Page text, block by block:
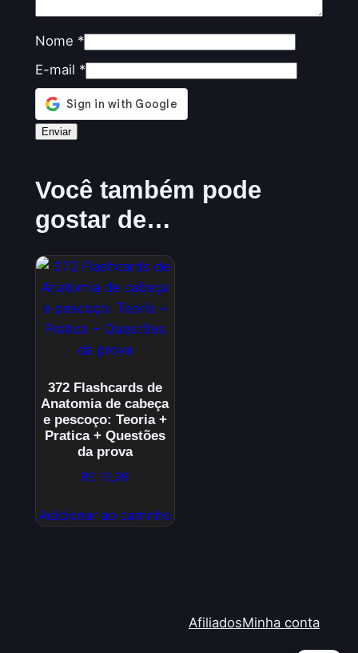
Nome *
E-mail *
Você também pode
gostar de…
372 Flashcards de
Anatomia de cabeça
e pescoço: Teoria +
Pratica + Questões
da prova
R$ 19,99
Adicionar ao carrinho
AfiliadosMinha conta